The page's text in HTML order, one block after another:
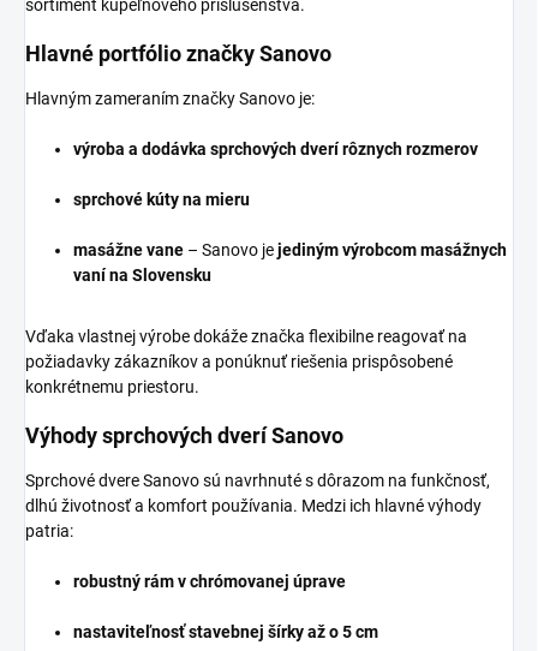
sortiment kúpeľňového príslušenstva.
Hlavné portfólio značky Sanovo
Hlavným zameraním značky Sanovo je:
výroba a dodávka sprchových dverí rôznych rozmerov
sprchové kúty na mieru
masážne vane – Sanovo jejediným výrobcom masážnych
vaní na Slovensku
Vďaka vlastnej výrobe dokáže značka flexibilne reagovať na
požiadavky zákazníkov a ponúknuť riešenia prispôsobené
konkrétnemu priestoru.
Výhody sprchových dverí Sanovo
Sprchové dvere Sanovo sú navrhnuté s dôrazom na funkčnosť,
dlhú životnosť a komfort používania. Medzi ich hlavné výhody
patria:
robustný rám v chrómovanej úprave
nastaviteľnosť stavebnej šírky až o 5 cm